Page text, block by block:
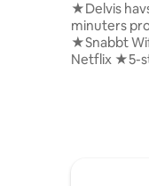
Complex!
★Delvis
minuters
★Snabbt
Netflix ★5-
fönster
butiker/